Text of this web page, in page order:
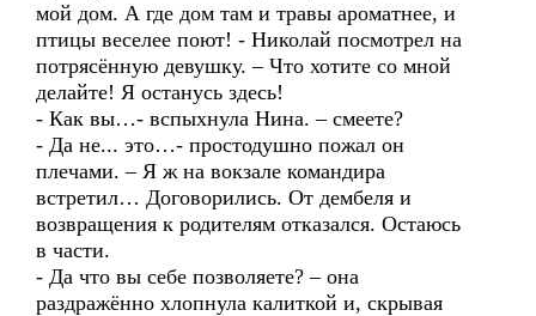
мой дом. А где дом там и травы ароматнее, и
птицы веселее поют! - Николай посмотрел на
потрясённую девушку. – Что хотите со мной
делайте! Я останусь здесь!
- Как вы…- вспыхнула Нина. – смеете?
- Да не... это…- простодушно пожал он
плечами. – Я ж на вокзале командира
встретил… Договорились. От дембеля и
возвращения к родителям отказался. Остаюсь
в части.
- Да что вы себе позволяете? – она
раздражённо хлопнула калиткой и, скрывая